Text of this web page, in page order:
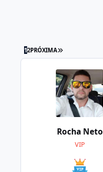
12PRÓXIMA
Rocha Neto
VIP